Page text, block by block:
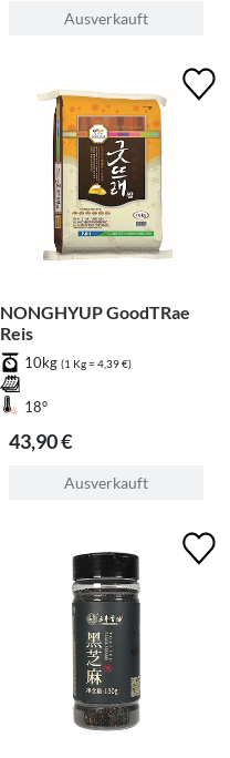
Ausverkauft
NONGHYUP GoodTRae
Reis
10kg (1 Kg = 4,39 €)
18°
43,90 €
Ausverkauft